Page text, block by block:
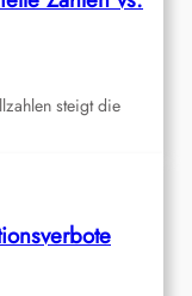
steigt die